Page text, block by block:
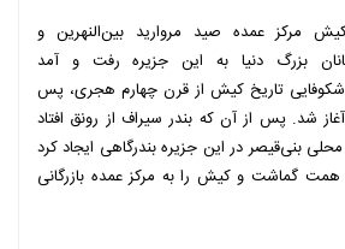
مرکز عمده صید مروارید بین‌النهرین و
بزرگ دنیا به این جزیره رفت و آمد
تاریخ کیش از قرن چهارم هجری، پس
شد. پس از آن که بندر سیراف از رونق افتاد
بنی‌قیصر در این جزیره بندرگاهی ایجاد کرد
همت گماشت و کیش را به مرکز عمده بازرگانی